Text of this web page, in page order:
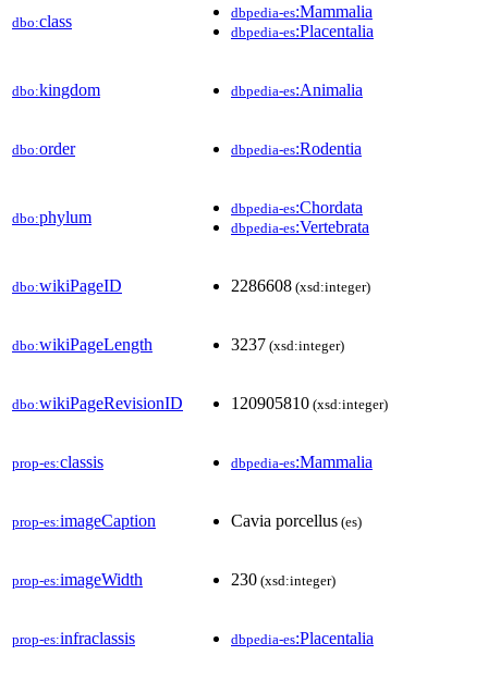
dbo:class dbpedia-es:Mammalia
dbpedia-es:Placentalia
dbo:kingdom dbpedia-es:Animalia
dbo:order dbpedia-es:Rodentia
dbo:phylum dbpedia-es:Chordata
dbpedia-es:Vertebrata
dbo:wikiPageID 2286608 (xsd:integer)
dbo:wikiPageLength 3237 (xsd:integer)
dbo:wikiPageRevisionID 120905810 (xsd:integer)
prop-es:classis dbpedia-es:Mammalia
prop-es:imageCaption Cavia porcellus (es)
prop-es:imageWidth 230 (xsd:integer)
prop-es:infraclassis dbpedia-es:Placentalia